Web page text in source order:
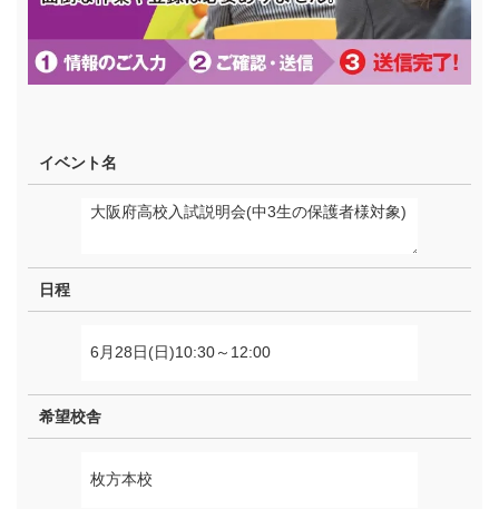
イベント名
日程
希望校舎